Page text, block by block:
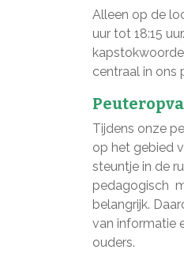
Alleen op de
uur tot 18:15
centraal in ons
Tijdens onze
op het gebied
steuntje in de
pedagogisch
belangrijk.
van informatie
ouders.